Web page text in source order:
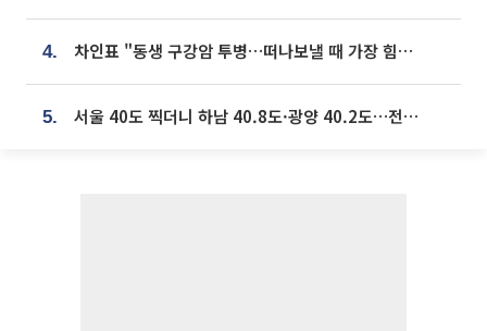
4. 차인표 "동생 구강암 투병…떠나보낼 때 가장 힘들었다”
5. 서울 40도 찍더니 하남 40.8도·광양 40.2도…전국 '펄펄'